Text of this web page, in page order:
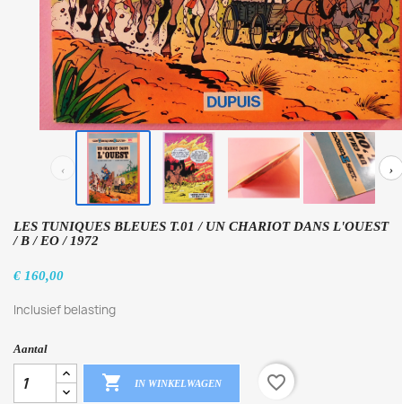
‹ ›
LES TUNIQUES BLEUES T.01 / UN CHARIOT DANS L'OUEST
/ B / EO / 1972
€ 160,00
Inclusief belasting
Aantal
 IN WINKELWAGEN favorite_border